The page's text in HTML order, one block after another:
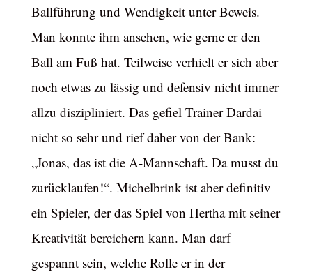
Ballführung und Wendigkeit unter Beweis.
Man konnte ihm ansehen, wie gerne er den
Ball am Fuß hat. Teilweise verhielt er sich aber
noch etwas zu lässig und defensiv nicht immer
allzu diszipliniert. Das gefiel Trainer Dardai
nicht so sehr und rief daher von der Bank:
„Jonas, das ist die A-Mannschaft. Da musst du
zurücklaufen!“. Michelbrink ist aber definitiv
ein Spieler, der das Spiel von Hertha mit seiner
Kreativität bereichern kann. Man darf
gespannt sein, welche Rolle er in der